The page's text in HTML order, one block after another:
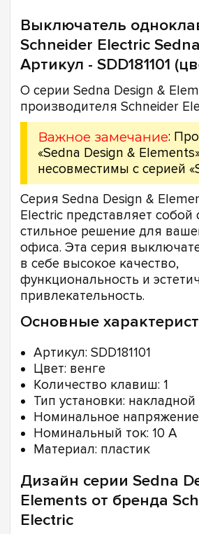
Выключатель
Schneider Electric
Артикул - SDD181101
О серии Sedna Design &
производителя Schneider
Важное замечание:
«Sedna Design &
несовместимы с серией
Серия Sedna Design &
Electric представляет
стильное решение для
офиса. Эта серия
в себе высокое качество,
функциональность и
привлекательность.
Основные
Артикул: SDD181101
Цвет: венге
Количество клавиш: 1
Тип установки: накладной
Номинальное
Номинальный ток: 10 А
Материал: пластик
Дизайн серии Sedna
Elements от бренда
Electric